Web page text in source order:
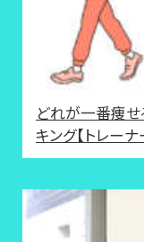
どれが一番痩せ
キング【トレー